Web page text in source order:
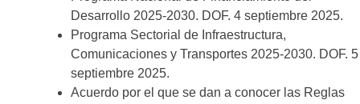
Desarrollo 2025-2030. DOF. 4 septiembre 2025.
Programa Sectorial de Infraestructura,
Comunicaciones y Transportes 2025-2030. DOF. 5
septiembre 2025.
Acuerdo por el que se dan a conocer las Reglas